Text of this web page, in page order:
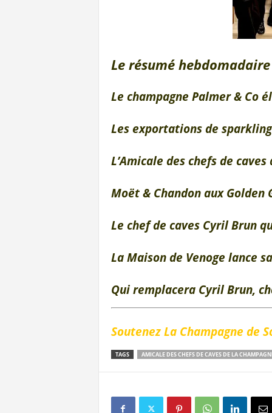
Le résumé
Le champagne Palmer & Co
Les exportations de
L’Amicale des chefs de
Moët & Chandon aux Golden
Le chef de caves Cyril Brun
La Maison de Venoge lance
Qui remplacera Cyril Brun,
Soutenez La Champagne de
TAGS AMICALE DES CHEFS DE CAVES DE LA